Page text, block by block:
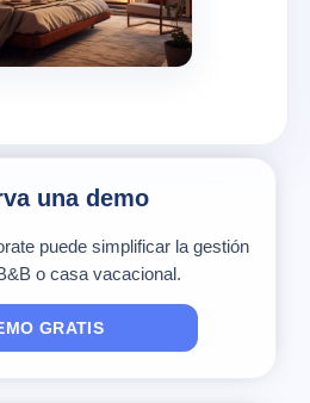
una demo
puede simplificar la gestión
o casa vacacional.
GRATIS